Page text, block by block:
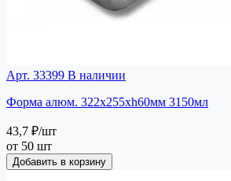
Арт. 33399 В наличии
Форма алюм. 322x255xh60мм 3150мл
43,7 ₽/шт
от 50 шт
Добавить в корзину